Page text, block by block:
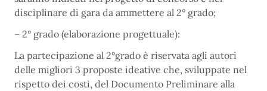
disciplinare di gara da ammettere al 2° grado;
– 2° grado (elaborazione progettuale):
La partecipazione al 2°grado è riservata agli autori
delle migliori 3 proposte ideative che, sviluppate nel
rispetto dei costi, del Documento Preliminare alla